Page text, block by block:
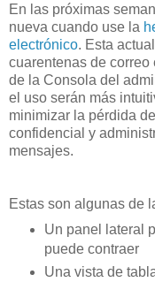
En las próximas
nueva cuando use la
electrónico. Esta
cuarentenas de
de la Consola del
el uso serán más
minimizar la pérdida
confidencial y
mensajes.
Estas son algunas de
Un panel lateral
puede contraer
Una vista de